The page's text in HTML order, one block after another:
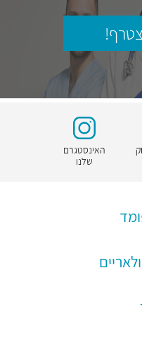
האינסטגרם
שלנו